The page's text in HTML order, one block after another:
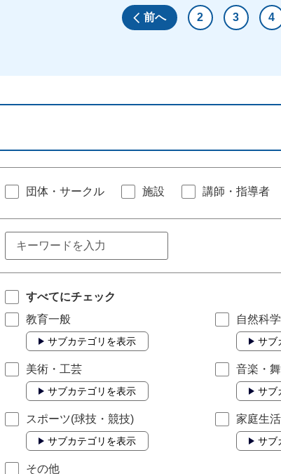
前へ 2 3 4
団体・サークル 施設 講師・指導者
すべてにチェック
教育一般
サブカテゴリを表示
自然科学
サブ
美術・工芸
サブカテゴリを表示
音楽・
サブ
スポーツ(球技・競技)
サブカテゴリを表示
家庭生
サブ
その他